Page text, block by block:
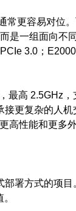
更容易对位
是一组面向不
3.0；
最高 2.5GHz
更复杂的人
高性能和更多外
署方式的项